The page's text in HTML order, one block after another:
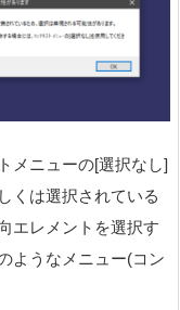
メニューの[選択なし]
くは選択されている
エレメントを選択す
ようなメニュー(コン